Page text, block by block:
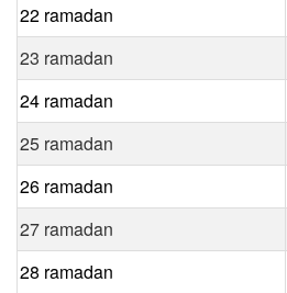
22 ramadan
23 ramadan
24 ramadan
25 ramadan
26 ramadan
27 ramadan
28 ramadan